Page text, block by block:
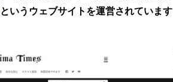
というウェブサイトを運営されています